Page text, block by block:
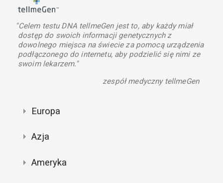
"Celem testu DNA tellmeGen jest to, aby każdy miał
dostęp do swoich informacji genetycznych z
dowolnego miejsca na świecie za pomocą urządzenia
podłączonego do internetu, aby podzielić się nimi ze
swoim lekarzem."
zespół medyczny tellmeGen
Europa
Azja
Ameryka